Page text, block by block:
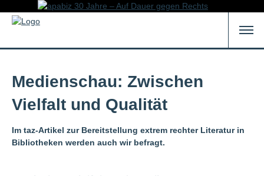
Medienschau: Zwischen
Vielfalt und Qualität
Im taz-Artikel zur Bereitstellung extrem rechter Literatur in
Bibliotheken werden auch wir befragt.